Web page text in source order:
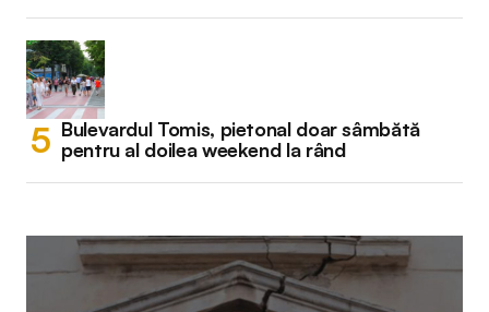
Bulevardul Tomis, pietonal doar sâmbătă
pentru al doilea weekend la rând